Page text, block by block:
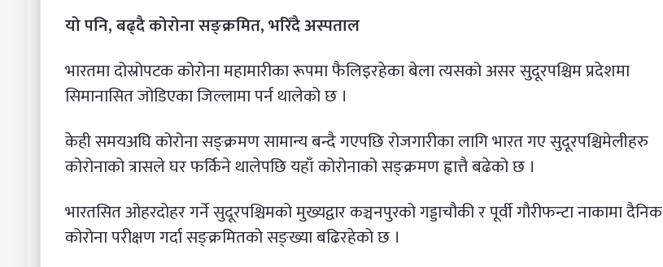
यो पनि, बढ्दै कोरोना सङ्क्रमित, भरिँदै अस्पताल
भारतमा दोस्रोपटक कोरोना महामारीका रूपमा फैलिइरहेका बेला त्यसको असर सुदूरपश्चिम प्रदेशमा
सिमानासित जोडिएका जिल्लामा पर्न थालेको छ ।
केही समयअघि कोरोना सङ्क्रमण सामान्य बन्दै गएपछि रोजगारीका लागि भारत गए सुदूरपश्चिमेलीहरु
कोरोनाको त्रासले घर फर्किने थालेपछि यहाँ कोरोनाको सङ्क्रमण ह्वात्तै बढेको छ ।
भारतसित ओहरदोहर गर्ने सुदूरपश्चिमको मुख्यद्वार कञ्चनपुरको गड्डाचौकी र पूर्वी गौरीफन्टा नाकामा दैनिक
कोरोना परीक्षण गर्दा सङ्क्रमितको सङ्ख्या बढिरहेको छ ।